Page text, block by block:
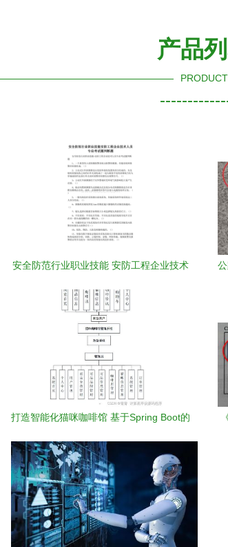
产品
PRODUCT
安全防范行业职业技能 安防工程企业技术
集成）
打造智能化猫咪咖啡馆 基于Spring Boot的